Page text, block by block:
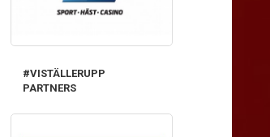
#VISTÄLLERUPP
PARTNERS